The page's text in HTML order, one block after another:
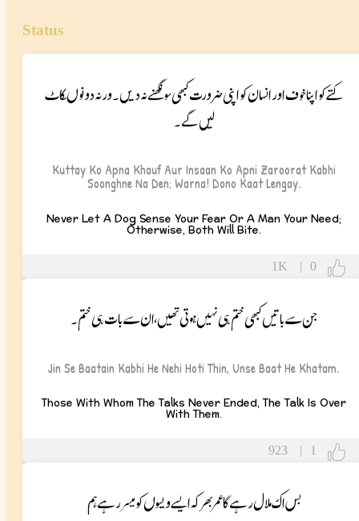
Status
کتے کو اپنا خوف اور انسان کو اپنی ضرورت کبھی سونگھنے نہ دیں۔ ورنہ دونوںکاٹ
لیں گے۔
Kuttay Ko Apna Khauf Aur Insaan Ko Apni Zaroorat Kabhi
Soonghne Na Den; Warna! Dono Kaat Lengay.
Never Let A Dog Sense Your Fear Or A Man Your Need;
Otherwise, Both Will Bite.
1K | 0
جن سے باتیں کبھی ختم ہی نہیں ہوتی تھیں، ان سے بات ہی ختم۔
Jin Se Baatain Kabhi He Nehi Hoti Thin, Unse Baat He Khatam.
Those With Whom The Talks Never Ended, The Talk Is Over
With Them.
923 | 1
بس اک ملال رہے گا عمر بھر کہ ایسے ویسوں کو میسر رہے ہم